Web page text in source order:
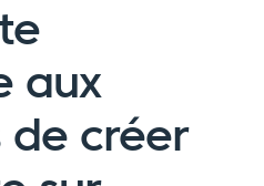
aux
de créer